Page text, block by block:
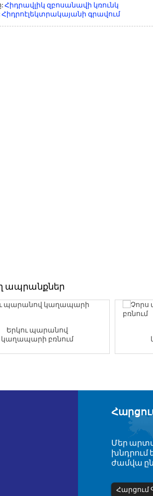
Հիդրավլիկ զբոսանավի կռունկ
Հիդրոէլեկտրակայանի գրավում
ապրանքներ
Երկու պարանով
կաղապարի բռնում
Մեր
խնդրում
ժամվա
Հարցում